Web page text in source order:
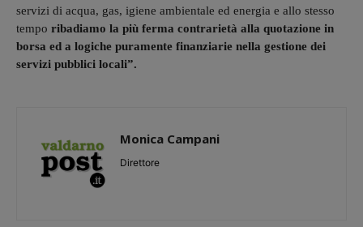
servizi di acqua, gas, igiene ambientale ed energia e allo stesso
tempo ribadiamo la più ferma contrarietà alla quotazione in
borsa ed a logiche puramente finanziarie nella gestione dei
servizi pubblici locali”.
Monica Campani
Direttore